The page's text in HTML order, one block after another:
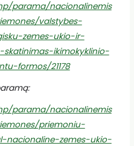
parama/nacionalinemis
valstybes-
zemes-ukio-ir-
ikimokyklinio-
formos/21178
parama/nacionalinemis
priemoniu-
nacionaline-zemes-ukio-